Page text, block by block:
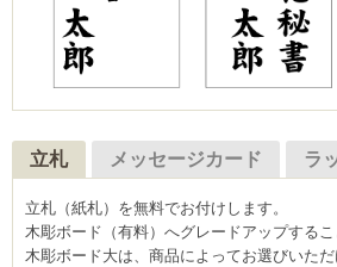
立札 メッセージカード ラ
立札（紙札）を無料でお付けします。
木彫ボード（有料）へグレードアップするこ
木彫ボード大は、商品によってお選びいた